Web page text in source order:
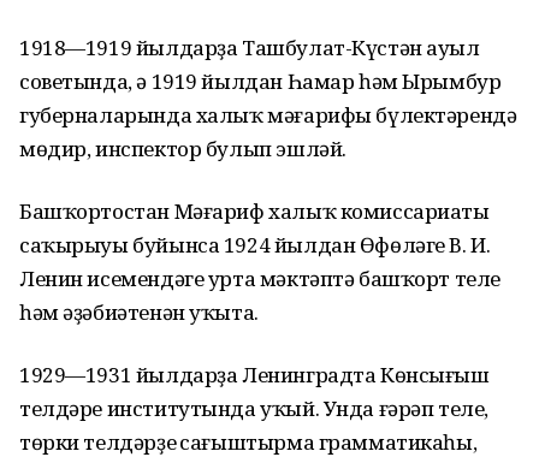
1918—1919 йылдарҙа Ташбулат-Күстән ауыл
советында, ә 1919 йылдан Һамар һәм Ырымбур
губерналарында халыҡ мәғарифы бүлектәрендә
мөдир, инспектор булып эшләй.
Башҡортостан Мәғариф халыҡ комиссариаты
саҡырыуы буйынса 1924 йылдан Өфөләге В. И.
Ленин исемендәге урта мәктәптә башҡорт теле
һәм әҙәбиәтенән уҡыта.
1929—1931 йылдарҙа Ленинградта Көнсығыш
телдәре институтында уҡый. Унда ғәрәп теле,
төрки телдәрҙең сағыштырма грамматикаһы,